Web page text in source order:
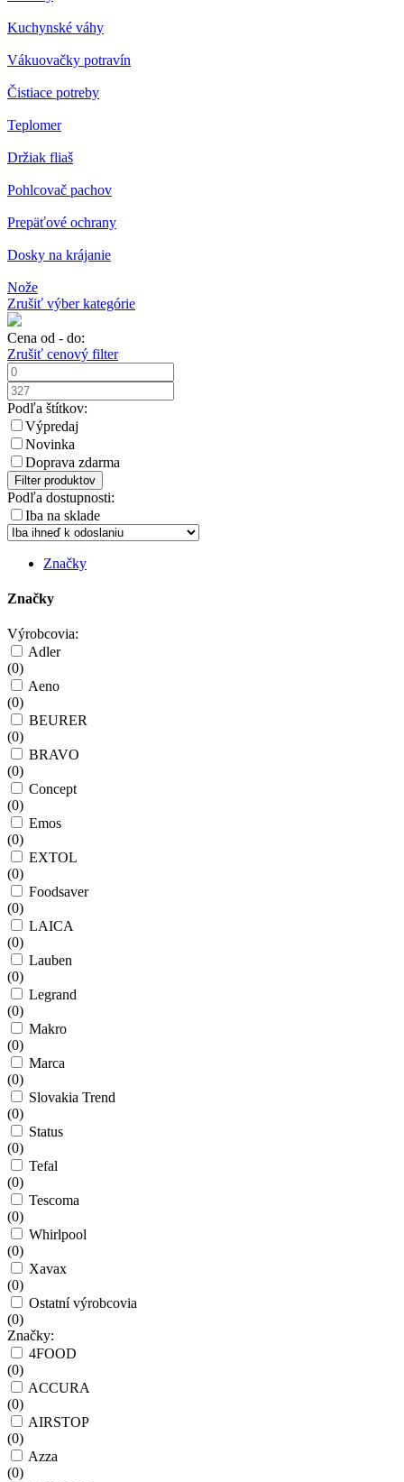
Kuchynské váhy
Vákuovačky potravín
Čistiace potreby
Teplomer
Držiak fliaš
Pohlcovač pachov
Prepäťové ochrany
Dosky na krájanie
Nože
Zrušiť výber kategórie
Cena od - do:
Zrušiť cenový filter
Podľa štítkov:
Výpredaj
Novinka
Doprava zdarma
Filter produktov
Podľa dostupnosti:
Iba na sklade
Značky
Značky
Výrobcovia:
Adler
(0)
Aeno
(0)
BEURER
(0)
BRAVO
(0)
Concept
(0)
Emos
(0)
EXTOL
(0)
Foodsaver
(0)
LAICA
(0)
Lauben
(0)
Legrand
(0)
Makro
(0)
Marca
(0)
Slovakia Trend
(0)
Status
(0)
Tefal
(0)
Tescoma
(0)
Whirlpool
(0)
Xavax
(0)
Ostatní výrobcovia
(0)
Značky:
4FOOD
(0)
ACCURA
(0)
AIRSTOP
(0)
Azza
(0)